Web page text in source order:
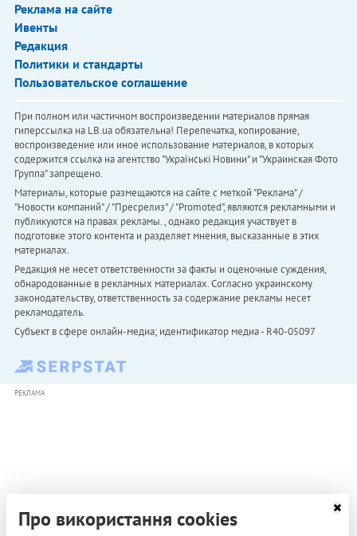
Реклама на сайте
Ивенты
Редакция
Политики и стандарты
Пользовательское соглашение
При полном или частичном воспроизведении материалов прямая
гиперссылка на LB.ua обязательна! Перепечатка, копирование,
воспроизведение или иное использование материалов, в которых
содержится ссылка на агентство "Українськi Новини" и "Украинская Фото
Группа" запрещено.
Материалы, которые размещаются на сайте с меткой "Реклама" /
"Новости компаний" / "Пресрелиз" / "Promoted", являются рекламными и
публикуются на правах рекламы. , однако редакция участвует в
подготовке этого контента и разделяет мнения, высказанные в этих
материалах.
Редакция не несет ответственности за факты и оценочные суждения,
обнародованные в рекламных материалах. Согласно украинскому
законодательству, ответственность за содержание рекламы несет
рекламодатель.
Субъект в сфере онлайн-медиа; идентификатор медиа - R40-05097
РЕКЛАМА
Про використання cookies